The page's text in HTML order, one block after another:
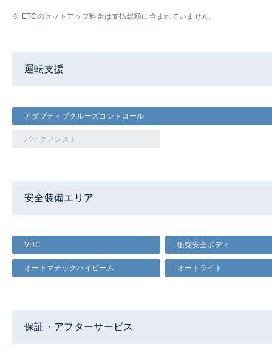
※ ETCのセットアップ料金は支払総額に含まれていません。
運転支援
アダプティブクルーズコントロール
パークアシスト
安全装備エリア
VDC 衝突安全ボディ
オートマチックハイビーム オートライト
保証・アフターサービス